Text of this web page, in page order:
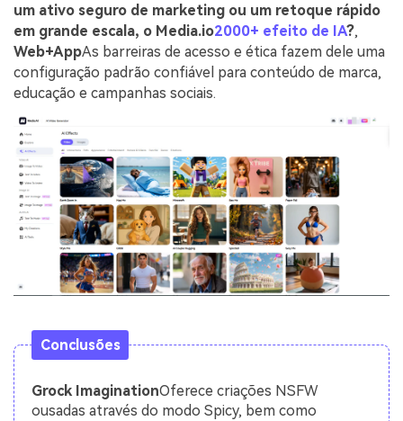
um ativo seguro de marketing ou um retoque rápido
em grande escala, o Media.io2000+ efeito de IA?,
Web+AppAs barreiras de acesso e ética fazem dele uma
configuração padrão confiável para conteúdo de marca,
educação e campanhas sociais.
Conclusões
Grock ImaginationOferece criações NSFW
ousadas através do modo Spicy, bem como